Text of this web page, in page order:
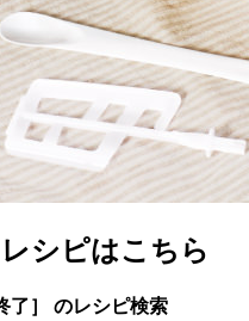
シピはこちら
了］ のレシピ検索